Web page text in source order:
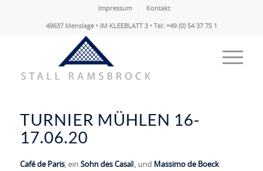
Impressum Kontakt
49637 Menslage • IM KLEEBLATT 3 • Tel: +49 (0) 54 37 75 1
TURNIER MÜHLEN 16-
17.06.20
Café de Paris, ein Sohn des Casal l, und Massimo de Boeck